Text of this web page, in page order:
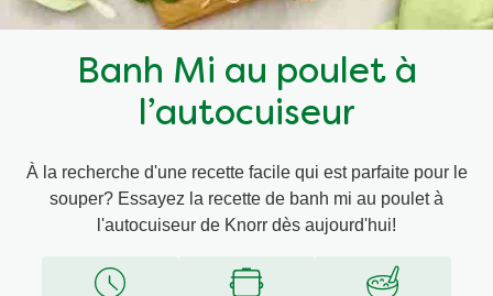
Recettes par Type de Plat
Banh Mi au poulet à
l’autocuiseur
À la recherche d'une recette facile qui est parfaite pour le
souper? Essayez la recette de banh mi au poulet à
l'autocuiseur de Knorr dès aujourd'hui!